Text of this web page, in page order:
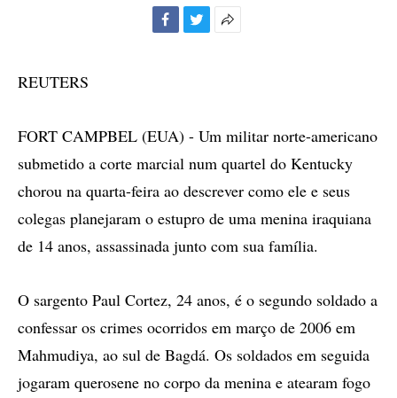
REUTERS
FORT CAMPBEL (EUA) - Um militar norte-americano
submetido a corte marcial num quartel do Kentucky
chorou na quarta-feira ao descrever como ele e seus
colegas planejaram o estupro de uma menina iraquiana
de 14 anos, assassinada junto com sua família.
O sargento Paul Cortez, 24 anos, é o segundo soldado a
confessar os crimes ocorridos em março de 2006 em
Mahmudiya, ao sul de Bagdá. Os soldados em seguida
jogaram querosene no corpo da menina e atearam fogo